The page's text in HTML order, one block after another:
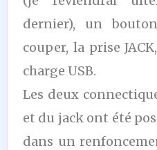
dernier), un
couper, la prise
charge USB.
Les deux
et du jack ont été
dans un